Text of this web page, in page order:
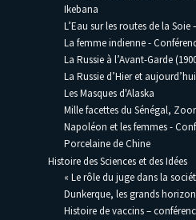
Ikebana
L’Eau sur les routes de la
La femme indienne -
La Russie à l’Avant-Garde
La Russie d’Hier et
Les Masques d'Alaska
Mille facettes du Sénégal,
Napoléon et les femmes -
Porcelaine de Chine
Histoire des Sciences et des Idées
« Le rôle du juge dans la
Dunkerque, les grands
Histoire de vaccins –